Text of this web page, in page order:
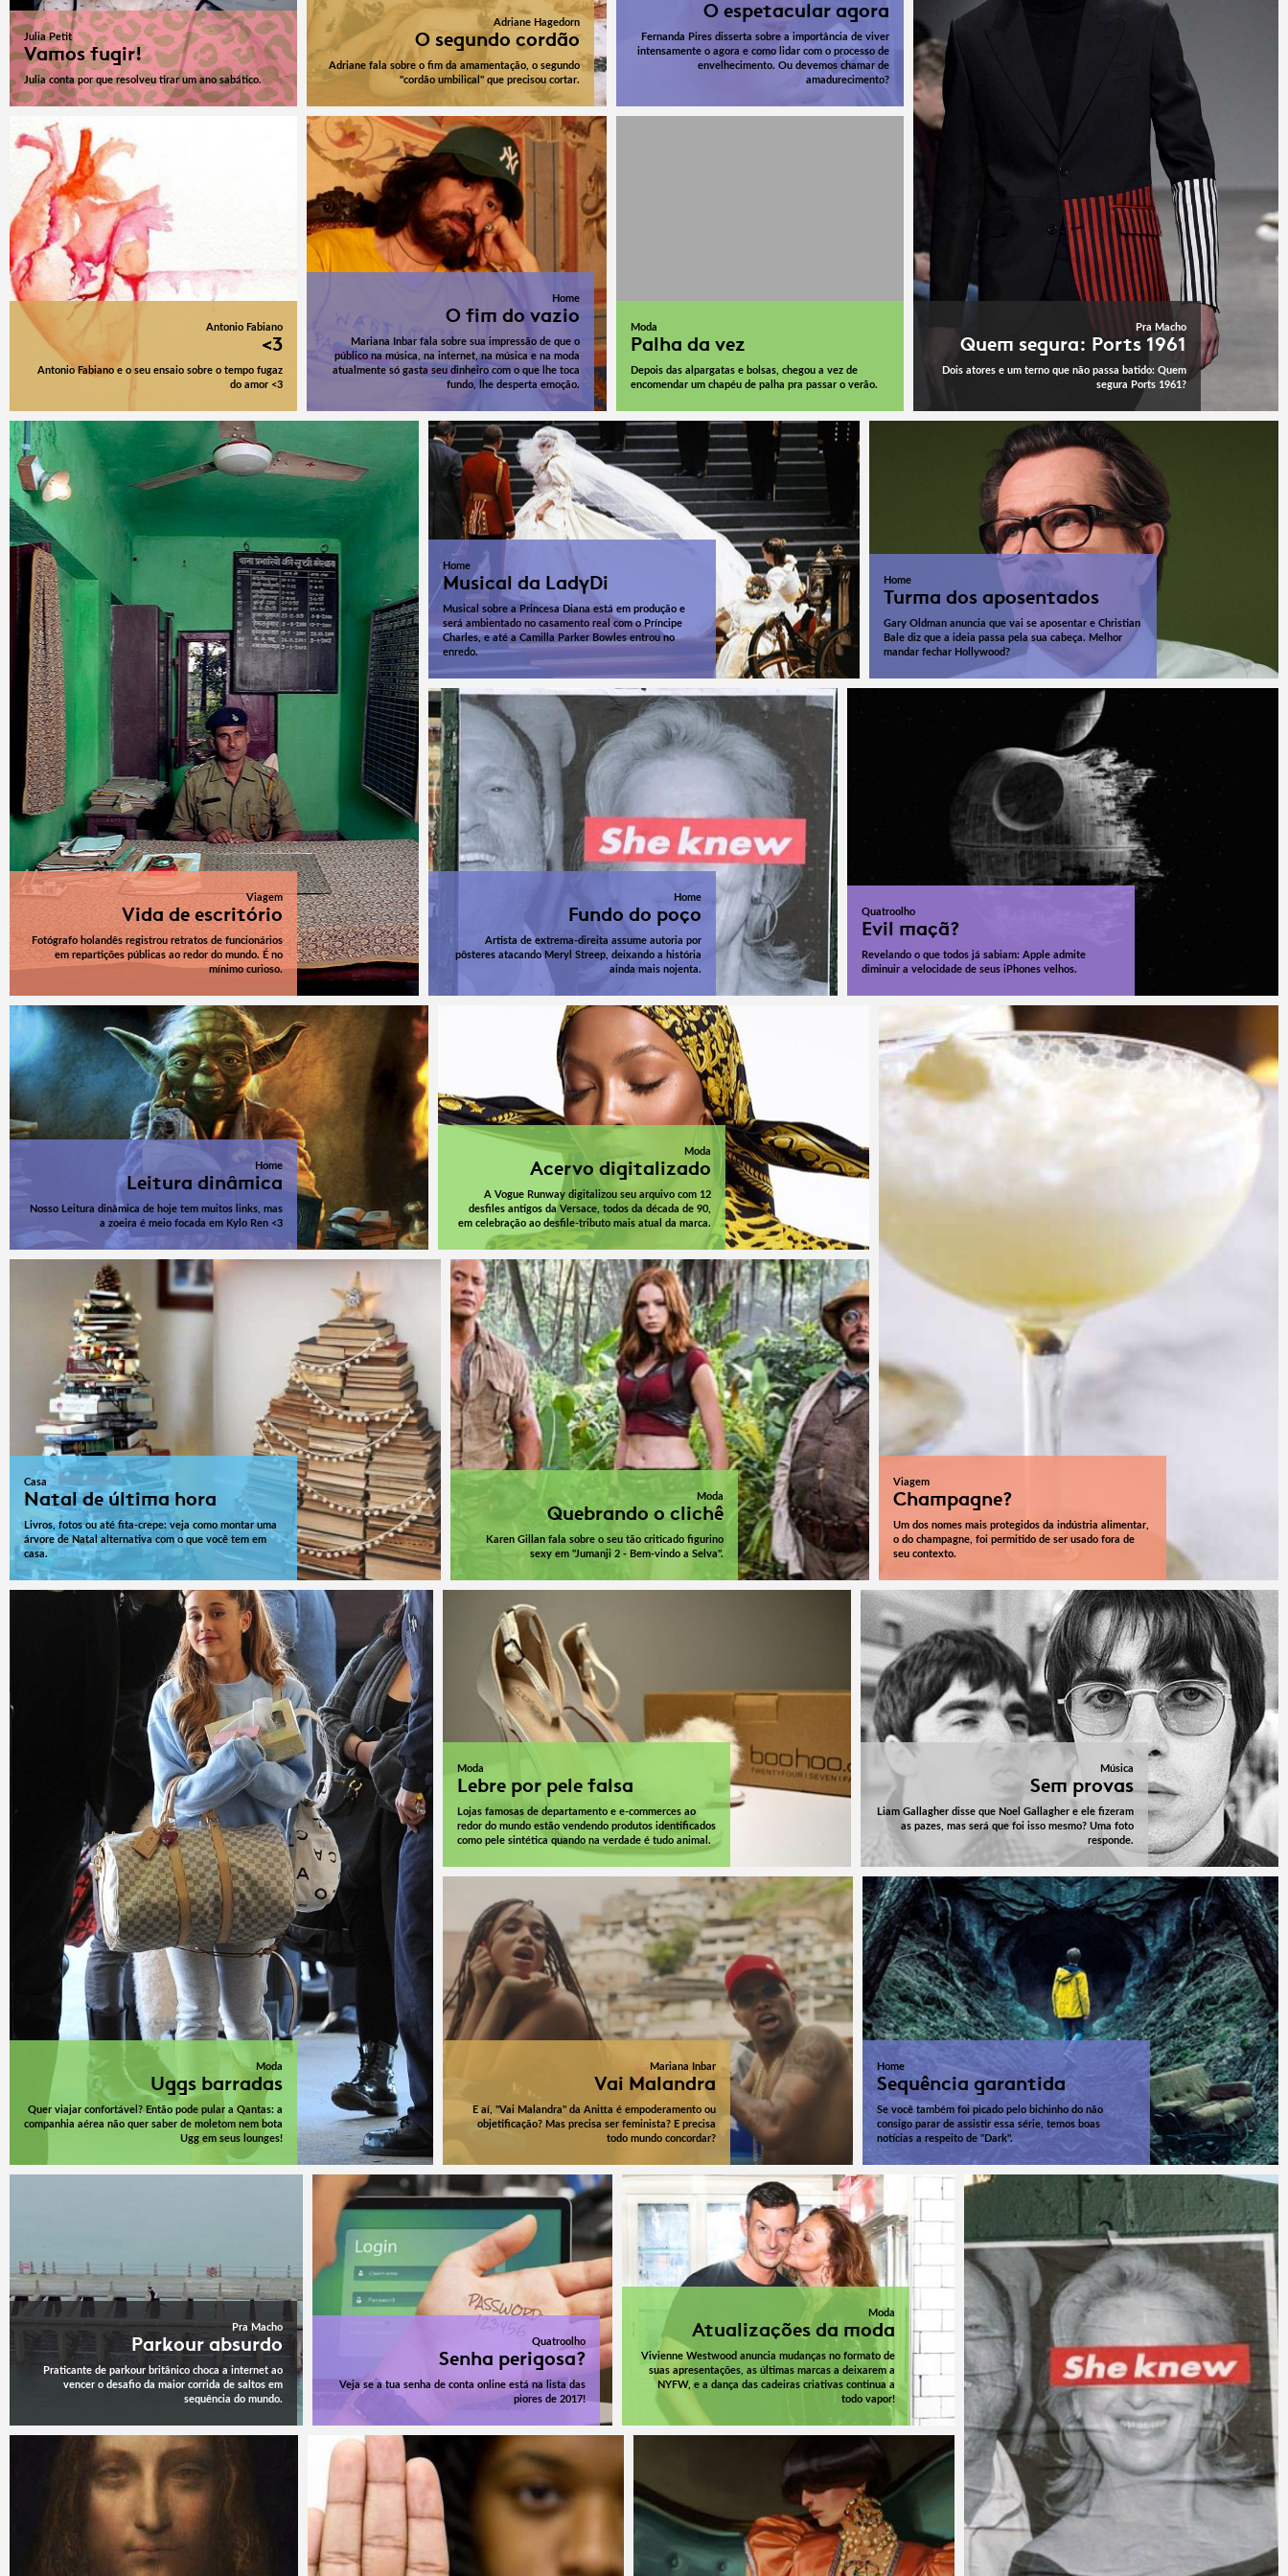
Julia Petit
Vamos fugir!
Julia conta por que resolveu tirar um ano sabático.
Adriane Hagedorn
O segundo cordão
Adriane fala sobre o fim da amamentação, o segundo
"cordão umbilical" que precisou cortar.
O espetacular agora
Fernanda Pires disserta sobre a importância de viver
intensamente o agora e como lidar com o processo de
envelhecimento. Ou devemos chamar de
amadurecimento?
Antonio Fabiano
<3
Antonio Fabiano e o seu ensaio sobre o tempo fugaz
do amor <3
Home
O fim do vazio
Mariana Inbar fala sobre sua impressão de que o
público na música, na internet, na música e na moda
atualmente só gasta seu dinheiro com o que lhe toca
fundo, lhe desperta emoção.
Moda
Palha da vez
Depois das alpargatas e bolsas, chegou a vez de
encomendar um chapéu de palha pra passar o verão.
Pra Macho
Quem segura: Ports 1961
Dois atores e um terno que não passa batido: Quem
segura Ports 1961?
Home
Musical da LadyDi
Musical sobre a Princesa Diana está em produção e
será ambientado no casamento real com o Príncipe
Charles, e até a Camilla Parker Bowles entrou no
enredo.
Home
Turma dos aposentados
Gary Oldman anuncia que vai se aposentar e Christian
Bale diz que a ideia passa pela sua cabeça. Melhor
mandar fechar Hollywood?
Home
Fundo do poço
Artista de extrema-direita assume autoria por
pôsteres atacando Meryl Streep, deixando a história
ainda mais nojenta.
Quatroolho
Evil maçã?
Revelando o que todos já sabiam: Apple admite
diminuir a velocidade de seus iPhones velhos.
Viagem
Vida de escritório
Fotógrafo holandês registrou retratos de funcionários
em repartições públicas ao redor do mundo. É no
mínimo curioso.
Home
Leitura dinâmica
Nosso Leitura dinâmica de hoje tem muitos links, mas
a zoeira é meio focada em Kylo Ren <3
Moda
Acervo digitalizado
A Vogue Runway digitalizou seu arquivo com 12
desfiles antigos da Versace, todos da década de 90,
em celebração ao desfile-tributo mais atual da marca.
Casa
Natal de última hora
Livros, fotos ou até fita-crepe: veja como montar uma
árvore de Natal alternativa com o que você tem em
casa.
Moda
Quebrando o clichê
Karen Gillan fala sobre o seu tão criticado figurino
sexy em "Jumanji 2 - Bem-vindo a Selva".
Viagem
Champagne?
Um dos nomes mais protegidos da indústria alimentar,
o do champagne, foi permitido de ser usado fora de
seu contexto.
Moda
Lebre por pele falsa
Lojas famosas de departamento e e-commerces ao
redor do mundo estão vendendo produtos identificados
como pele sintética quando na verdade é tudo animal.
Música
Sem provas
Liam Gallagher disse que Noel Gallagher e ele fizeram
as pazes, mas será que foi isso mesmo? Uma foto
responde.
Mariana Inbar
Vai Malandra
E aí, "Vai Malandra" da Anitta é empoderamento ou
objetificação? Mas precisa ser feminista? E precisa
todo mundo concordar?
Home
Sequência garantida
Se você também foi picado pelo bichinho do não
consigo parar de assistir essa série, temos boas
notícias a respeito de "Dark".
Moda
Uggs barradas
Quer viajar confortável? Então pode pular a Qantas: a
companhia aérea não quer saber de moletom nem bota
Ugg em seus lounges!
Pra Macho
Parkour absurdo
Praticante de parkour britânico choca a internet ao
vencer o desafio da maior corrida de saltos em
sequência do mundo.
Quatroolho
Senha perigosa?
Veja se a tua senha de conta online está na lista das
piores de 2017!
Moda
Atualizações da moda
Vivienne Westwood anuncia mudanças no formato de
suas apresentações, as últimas marcas a deixarem a
NYFW, e a dança das cadeiras criativas continua a
todo vapor!